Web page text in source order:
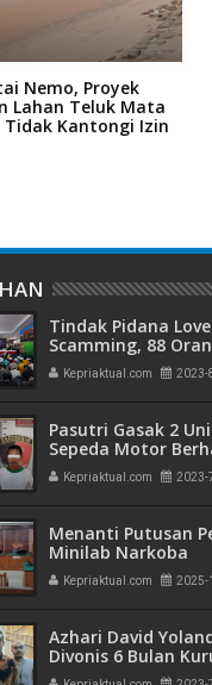
Nemo, Proyek
Lahan Teluk Mata
Tidak Kantongi Izin
Tindak Pidana Love
Scamming, 88
Pelaku Ditangkap
Kepri dan Polisi
Kepriaktual.com 2023-
Pasutri Gasak 2
Sepeda Motor
Ringkus Polisi
Kepriaktual.com 2023-
Menanti Putusan
Minilab Narkoba
Terdakwa Touzen
"Loloskah dari
Kepriaktual.com 2025-
Azhari David
Divonis 6 Bulan
dan Rehabilitasi 10